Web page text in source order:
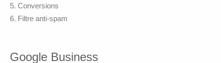
Conversions
Filtre anti-spam
Google Business